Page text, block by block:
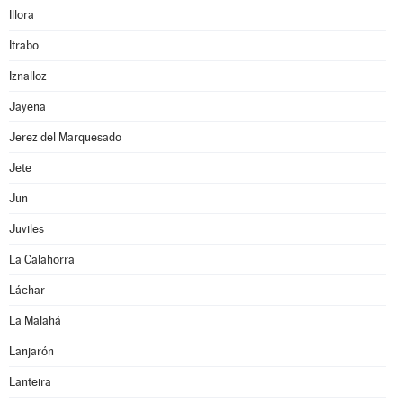
Illora
Itrabo
Iznalloz
Jayena
Jerez del Marquesado
Jete
Jun
Juviles
La Calahorra
Láchar
La Malahá
Lanjarón
Lanteira